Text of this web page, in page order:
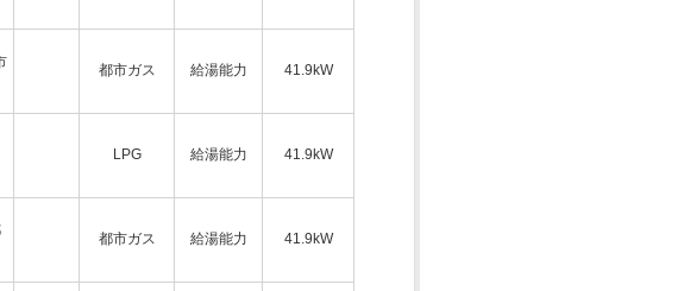
都市ガス 給湯能力 41.9kW
LPG 給湯能力 41.9kW
都市ガス 給湯能力 41.9kW